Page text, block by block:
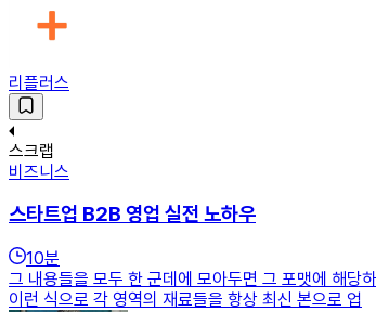
리플러스
스크랩
비즈니스
스타트업 B2B 영업 실전 노하우
10분
그 내용들을 모두 한 군데에 모아두면 그 포맷에 해당
이런 식으로 각 영역의 재료들을 항상 최신 본으로 업